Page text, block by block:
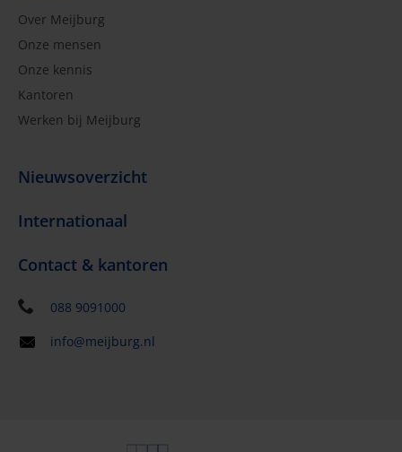
Over Meijburg
Onze mensen
Onze kennis
Kantoren
Werken bij Meijburg
Nieuwsoverzicht
Internationaal
Contact & kantoren
088 9091000
info@meijburg.nl